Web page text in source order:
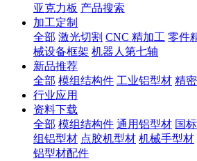
亚克力板 产品搜索
加工定制
全部 激光切割 CNC 精加工 零件
械设备框架 机器人第七轴
新品推荐
全部 模组结构件 工业铝型材 精
行业应用
资料下载
全部 模组结构件 通用铝型材 国
组铝型材 点胶机型材 机械手型材
铝型材配件